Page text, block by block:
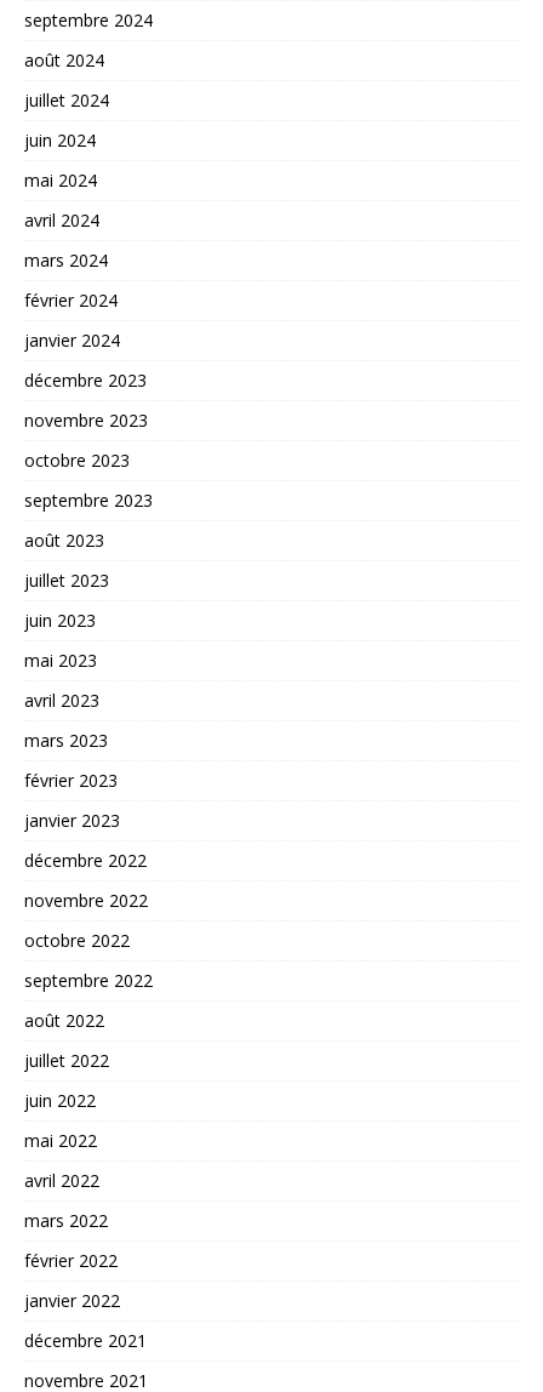
septembre 2024
août 2024
juillet 2024
juin 2024
mai 2024
avril 2024
mars 2024
février 2024
janvier 2024
décembre 2023
novembre 2023
octobre 2023
septembre 2023
août 2023
juillet 2023
juin 2023
mai 2023
avril 2023
mars 2023
février 2023
janvier 2023
décembre 2022
novembre 2022
octobre 2022
septembre 2022
août 2022
juillet 2022
juin 2022
mai 2022
avril 2022
mars 2022
février 2022
janvier 2022
décembre 2021
novembre 2021